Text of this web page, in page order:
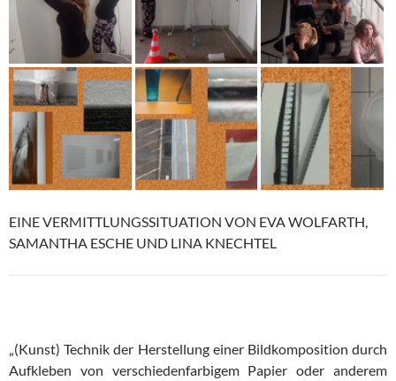
EINE VERMITTLUNGSSITUATION VON EVA WOLFARTH,
SAMANTHA ESCHE UND LINA KNECHTEL
„(Kunst) Technik der Herstellung einer Bildkomposition durch
Aufkleben von verschiedenfarbigem Papier oder anderem